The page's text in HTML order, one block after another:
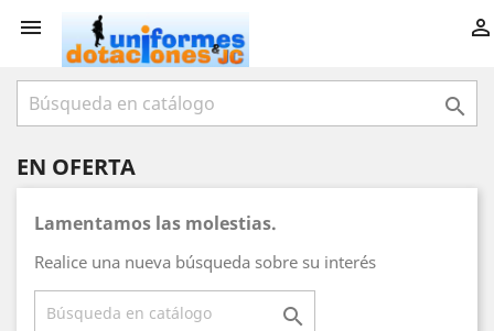
 

EN OFERTA
Lamentamos las molestias.
Realice una nueva búsqueda sobre su interés
